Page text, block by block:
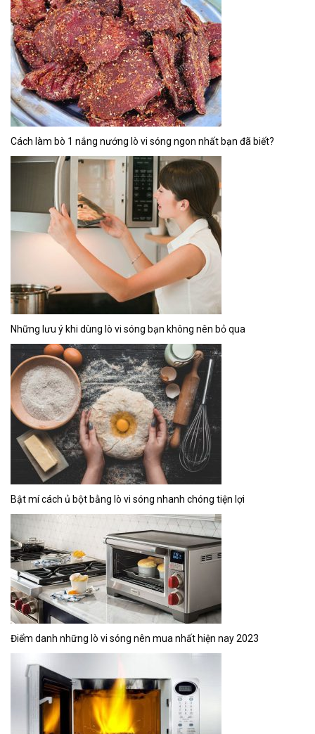
Cách làm bò 1 nắng nướng lò vi sóng ngon nhất bạn đã biết?
Những lưu ý khi dùng lò vi sóng bạn không nên bỏ qua
Bật mí cách ủ bột bằng lò vi sóng nhanh chóng tiện lợi
Điểm danh những lò vi sóng nên mua nhất hiện nay 2023